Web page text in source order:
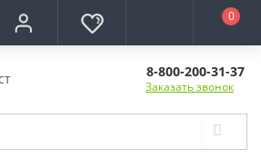
0
8-800-200-31-37
Заказать звонок